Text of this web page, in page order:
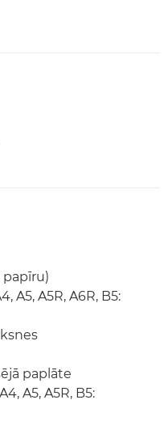
papīru)
A5, A5R, A6R, B5:
paplāte
A5, A5R, B5: